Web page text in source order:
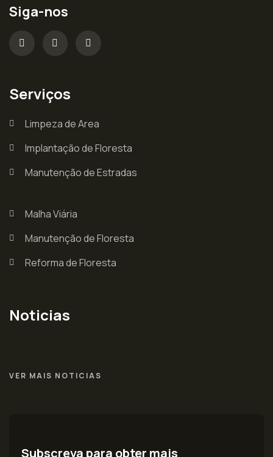
Siga-nos
Serviços
Limpeza de Area
Implantação de Floresta
Manutenção de Estradas
Malha Viária
Manutenção de Floresta
Reforma de Floresta
Noticias
VER MAIS NOTICIAS
Subscreva para obter mais